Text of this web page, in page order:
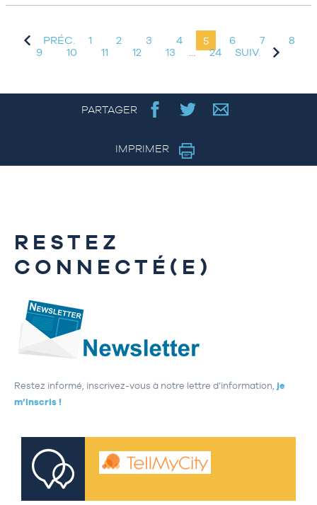
PRÉC. 1 2 3 4 5 6 7
8
9
10 11 12 13 … 24 SUIV.
PARTAGER
IMPRIMER
RESTEZ
CONNECTÉ(E)
Restez informé, inscrivez-vous à notre lettre d’information, je
m’inscris !